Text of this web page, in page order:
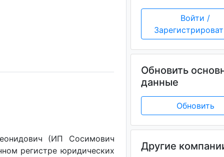
(ИП Сосимович
регистре юридических
Войти /
Обновить
данные
Обновить
Другие